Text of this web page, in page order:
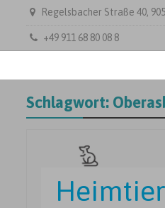
Regelsbacher Straße 40,
+49 911 68 80 08 8
Schlagwort: